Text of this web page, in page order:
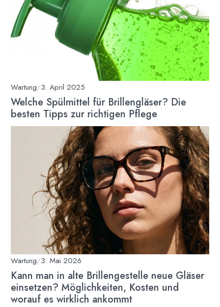
Wartung/3. April 2025
Welche Spülmittel für Brillengläser? Die
besten Tipps zur richtigen Pflege
Wartung/3. Mai 2026
Kann man in alte Brillengestelle neue Gläser
einsetzen? Möglichkeiten, Kosten und
worauf es wirklich ankommt